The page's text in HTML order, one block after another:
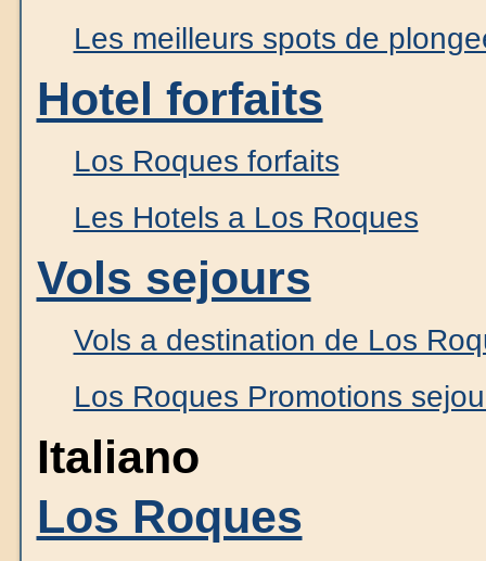
Les meilleurs spots de
Hotel forfaits
Los Roques forfaits
Les Hotels a Los Roques
Vols sejours
Vols a destination de Los
Los Roques Promotions
Italiano
Los Roques